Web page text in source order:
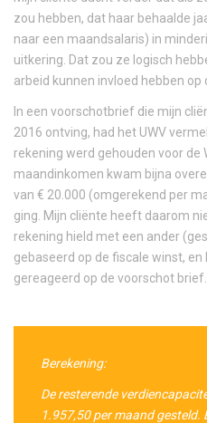
zou hebben, dat haar behaalde
naar een maandsalaris) in
uitkering. Dat zou ze logisch
arbeid kunnen invloed hebben op
In een voorschotbrief die mijn
2016 ontving, had het UWV
rekening werd gehouden voor de
maandinkomen kwam bijna
van € 20.000 (omgerekend per
ging. Mijn cliënte heeft daarom
rekening hield met een ander
gebaseerd op de fiscale winst,
gereageerd op de voorschot brief.
Berekening:
De resterende
1.957,50 per maand gesteld.